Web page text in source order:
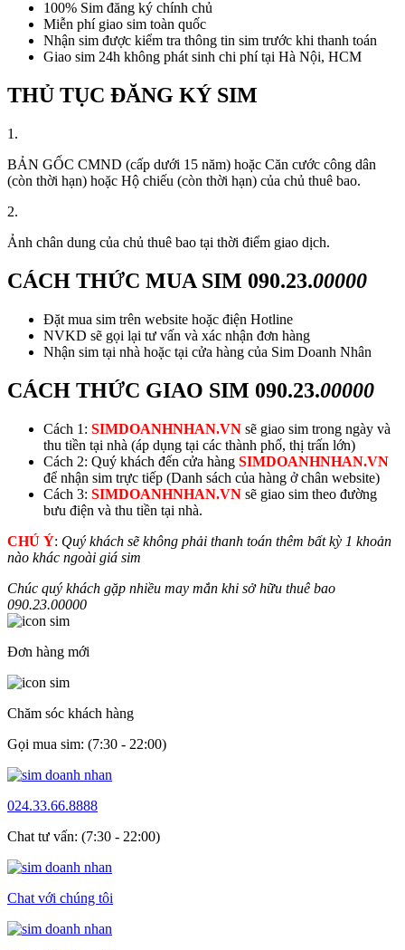
100% Sim đăng ký chính chủ
Miễn phí giao sim toàn quốc
Nhận sim được kiểm tra thông tin sim trước khi thanh toán
Giao sim 24h không phát sinh chi phí tại Hà Nội, HCM
THỦ TỤC ĐĂNG KÝ SIM
1.
BẢN GỐC CMND (cấp dưới 15 năm) hoặc Căn cước công dân
(còn thời hạn) hoặc Hộ chiếu (còn thời hạn) của chủ thuê bao.
2.
Ảnh chân dung của chủ thuê bao tại thời điểm giao dịch.
CÁCH THỨC MUA SIM 090.23.00000
Đặt mua sim trên website hoặc điện Hotline
NVKD sẽ gọi lại tư vấn và xác nhận đơn hàng
Nhận sim tại nhà hoặc tại cửa hàng của Sim Doanh Nhân
CÁCH THỨC GIAO SIM 090.23.00000
Cách 1: SIMDOANHNHAN.VN sẽ giao sim trong ngày và
thu tiền tại nhà (áp dụng tại các thành phố, thị trấn lớn)
Cách 2: Quý khách đến cửa hàng SIMDOANHNHAN.VN
để nhận sim trực tiếp (Danh sách của hàng ở chân website)
Cách 3: SIMDOANHNHAN.VN sẽ giao sim theo đường
bưu điện và thu tiền tại nhà.
CHÚ Ý: Quý khách sẽ không phải thanh toán thêm bất kỳ 1 khoản
nào khác ngoài giá sim
Chúc quý khách gặp nhiều may mắn khi sở hữu thuê bao
090.23.00000
Đơn hàng mới
Chăm sóc khách hàng
Gọi mua sim: (7:30 - 22:00)
024.33.66.8888
Chat tư vấn: (7:30 - 22:00)
Chat với chúng tôi